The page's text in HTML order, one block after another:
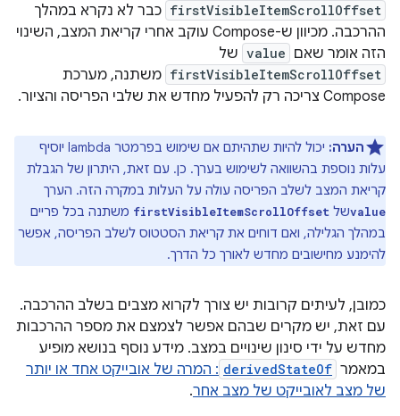
firstVisibleItemScrollOffset כבר לא נקרא במהלך
ההרכבה. מכיוון ש-Compose עוקב אחרי קריאת המצב, השינוי
הזה אומר שאם value של
firstVisibleItemScrollOffset משתנה, מערכת
Compose צריכה רק להפעיל מחדש את שלבי הפריסה והציור.
הערה:
יכול להיות שתהיתם אם שימוש בפרמטר lambda יוסיף
עלות נוספת בהשוואה לשימוש בערך. כן. עם זאת, היתרון של הגבלת
קריאת המצב לשלב הפריסה עולה על העלות במקרה הזה. הערך
valueשל firstVisibleItemScrollOffset משתנה בכל פריים
במהלך הגלילה, ואם דוחים את קריאת הסטטוס לשלב הפריסה, אפשר
להימנע מחישובים מחדש לאורך כל הדרך.
כמובן, לעיתים קרובות יש צורך לקרוא מצבים בשלב ההרכבה.
עם זאת, יש מקרים שבהם אפשר לצמצם את מספר ההרכבות
מחדש על ידי סינון שינויים במצב. מידע נוסף בנושא מופיע
במאמר derivedStateOf : המרה של אובייקט אחד או יותר
של מצב לאובייקט של מצב אחר.